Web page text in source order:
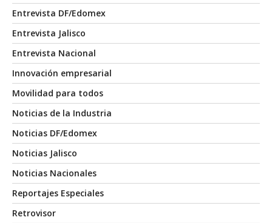
Entrevista DF/Edomex
Entrevista Jalisco
Entrevista Nacional
Innovación empresarial
Movilidad para todos
Noticias de la Industria
Noticias DF/Edomex
Noticias Jalisco
Noticias Nacionales
Reportajes Especiales
Retrovisor